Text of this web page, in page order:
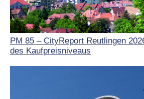
PM 85 – CityReport Reutlingen
des Kaufpreisniveaus